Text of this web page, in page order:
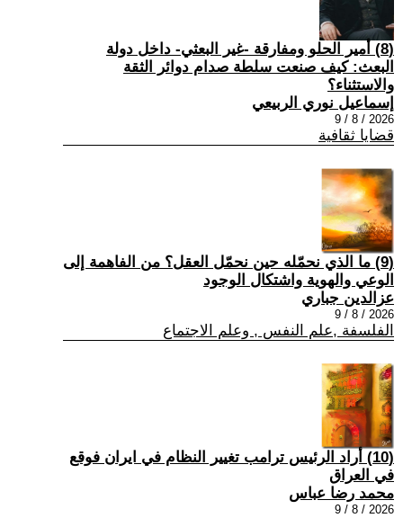
(8) أمير الحلو ومفارقة -غير البعثي- داخل دولة
البعث: كيف صنعت سلطة صدام دوائر الثقة
والاستثناء؟
إسماعيل نوري الربيعي
2026 / 8 / 9
قضايا ثقافية
(9) ما الذي نحمّله حين نحمّل العقل؟ من الفاهمة إلى
الوعي والهوية واشتكال الوجود
عزالدين جباري
2026 / 8 / 9
الفلسفة ,علم النفس , وعلم الاجتماع
(10) أراد الرئيس ترامب تغيير النظام في ايران فوقع
في العراق
محمد رضا عباس
2026 / 8 / 9